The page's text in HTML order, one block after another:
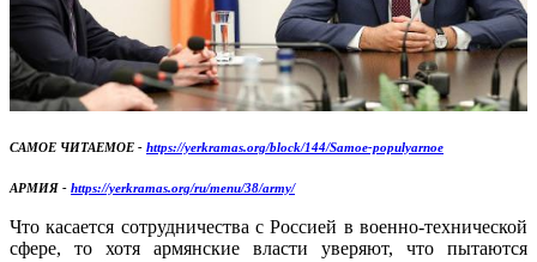
САМОЕ ЧИТАЕМОЕ - https://yerkramas.org/block/144/Samoe-populyarnoe
АРМИЯ - https://yerkramas.org/ru/menu/38/army/
Что касается сотрудничества с Россией в военно-технической
сфере, то хотя армянские власти уверяют, что пытаются